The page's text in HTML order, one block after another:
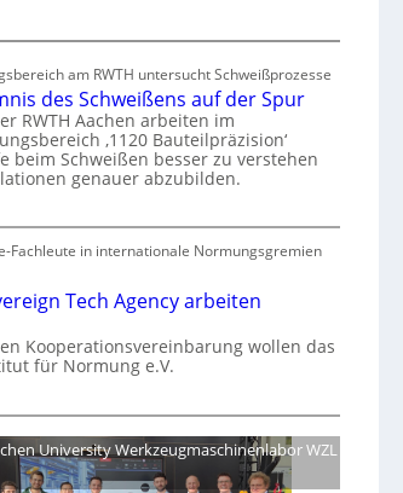
am RWTH untersucht Schweißprozesse
des Schweißens auf der Spur
RWTH Aachen arbeiten im
‚1120 Bauteilpräzision‘
beim Schweißen besser zu verstehen
genauer abzubilden.
Fachleute in internationale Normungsgremien
Tech Agency arbeiten
Kooperationsvereinbarung wollen das
für Normung e.V.
University Werkzeugmaschinenlabor WZL